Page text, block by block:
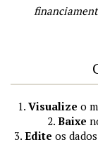
1. Visualize o
2. Baixe
3. Edite os